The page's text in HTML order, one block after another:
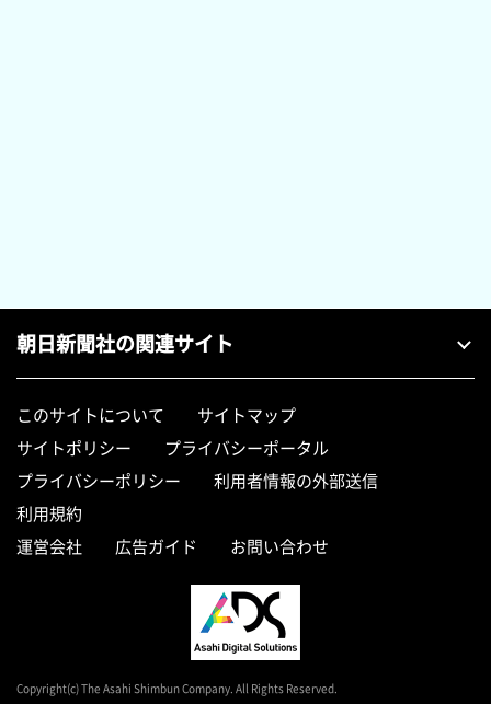
朝日新聞社の関連サイト
このサイトについて
サイトマップ
サイトポリシー
プライバシーポータル
プライバシーポリシー
利用者情報の外部送信
利用規約
運営会社
広告ガイド お問い合わせ
Copyright(c) The Asahi Shimbun Company. All Rights Reserved.